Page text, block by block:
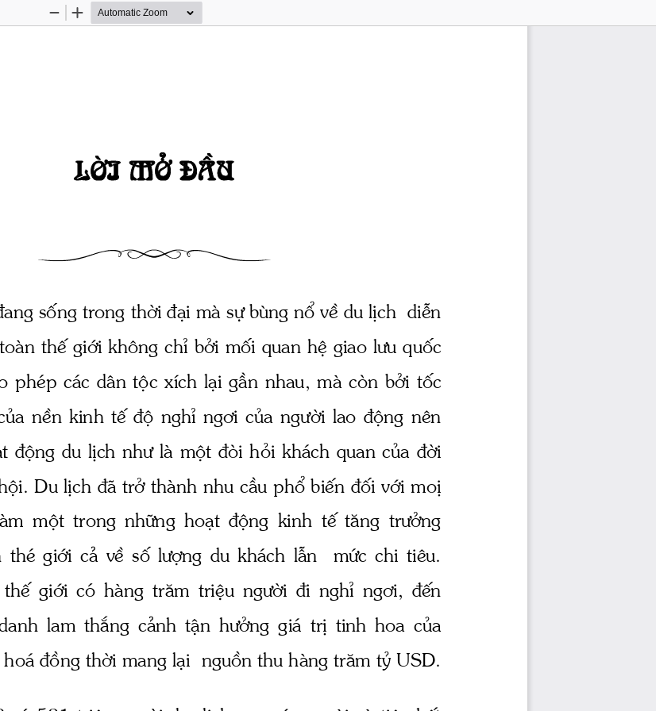
Zoom
Zoom
Lêi më ®Çu
sèng trong thêi ®¹i mμ sù bïng næ vÒ du lÞch  diÔn
thÕ giíi kh«ng chØ bëi mèi quan hÖ giao l­u quèc
phÐp c ̧c d©n téc xÝch l¹i gÇn nhau, mμ cßn bëi tèc
nÒn  kinh  tÕ  ®é  nghØ  ng¬i  cña
ng­êi
  lao  ®éng  nªn
®éng du lÞch nh­ lμ mét ®ßi hái kh ̧ch quan cña ®êi
Du lÞch ®· trë thμnh nhu cÇu phæ biÕn ®èi víi moÞ
lμm  mét  trong  nh÷ng  ho¹t  ®éng  kinh  tÕ  t ̈ng
tr­ëng
thÐ  giíi  c¶  vÒ  sè l­îng
  du  kh ̧ch  lÉn    møc  chi  tiªu.
giíi  cã  hμng  tr ̈m  triÖu ng­êi
  ®i  nghØ  ng¬i,  ®Õn
lam  th¾ng  c¶nh  tËn h­ëng
  gi ̧  trÞ  tinh  hoa  cña
ho ̧ ®ång thêi mang l¹i  nguån thu hμng tr ̈m tû USD.